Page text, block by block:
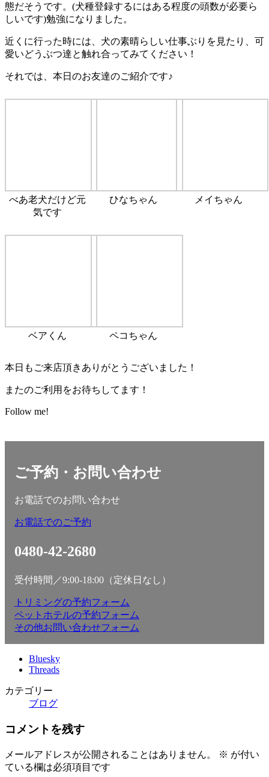
態だそうです。(犬種登録するにはある程度の頭数が必要ら
しいです)勉強になりました。
近くに行った時には、犬の素晴らしい仕事ぶりを見たり、可
愛いどうぶつ達と触れ合ってみてください！
それでは、本日のお友達のご紹介です♪
べあ老犬だけど元
気です
ひなちゃん メイちゃん
ベアくん ペコちゃん
本日もご来店頂きありがとうございました！
またのご利用をお待ちしてます！
Follow me!
ご予約・お問い合わせ
お電話でのお問い合わせ
お電話でのご予約
0480-42-2680
受付時間／9:00-18:00（定休日なし）
トリミングの予約フォーム
ペットホテルの予約フォーム
その他お問い合わせフォーム
Bluesky
Threads
カテゴリー
ブログ
コメントを残す
メールアドレスが公開されることはありません。 ※ が付い
ている欄は必須項目です